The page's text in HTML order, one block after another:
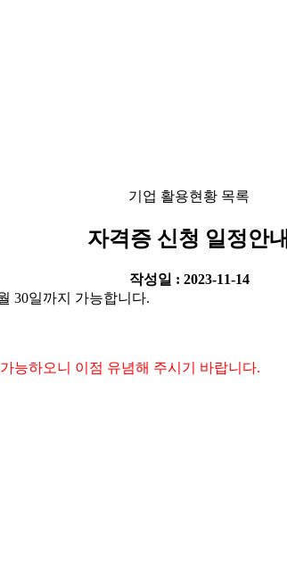
기업 활용현황 목록
자격증 신청 일정안내
작성일 : 2023-11-14
30일까지 가능합니다.
능하오니 이점 유념해 주시기 바랍니다.